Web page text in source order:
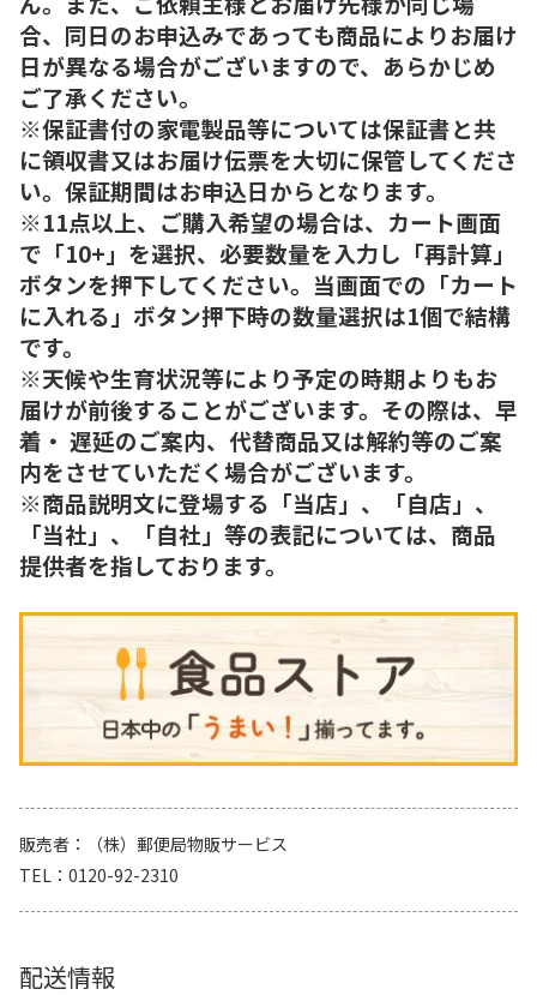
合、同日のお申込みであっても商品によりお届け
日が異なる場合がございますので、あらかじめ
ご了承ください。
※保証書付の家電製品等については保証書と共
に領収書又はお届け伝票を大切に保管してくださ
い。保証期間はお申込日からとなります。
※11点以上、ご購入希望の場合は、カート画面
で「10+」を選択、必要数量を入力し「再計算」
ボタンを押下してください。当画面での「カート
に入れる」ボタン押下時の数量選択は1個で結構
です。
※天候や生育状況等により予定の時期よりもお
届けが前後することがございます。その際は、早
着・ 遅延のご案内、代替商品又は解約等のご案
内をさせていただく場合がございます。
※商品説明文に登場する「当店」、「自店」、
「当社」、「自社」等の表記については、商品
提供者を指しております。
販売者
（株）郵便局物販サービス
TEL
0120-92-2310
配送情報